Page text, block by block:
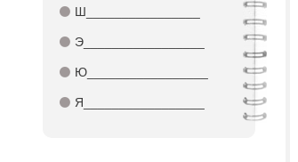
⚫ Ш________________
⚫ Э_________________
⚫ Ю_________________
⚫ Я_________________